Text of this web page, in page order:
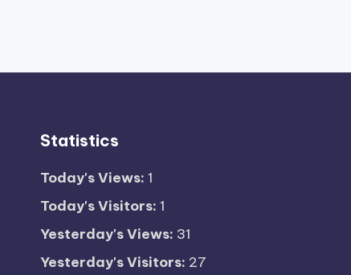
Statistics
Today's Views: 1
Today's Visitors: 1
Yesterday's Views: 31
Yesterday's Visitors: 27